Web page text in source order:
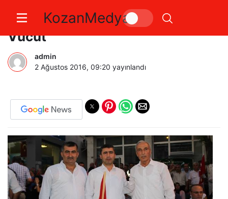
KozanMedya
Kozanlılar Darbeye Karşı Tek
Vücut
admin
2 Ağustos 2016, 09:20 yayınlandı